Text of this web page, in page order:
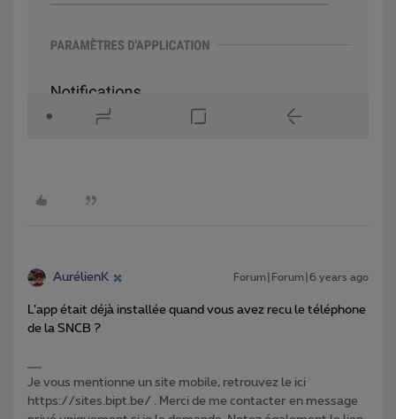
AurélienK Forum|Forum|6 years ago
L’app était déjà installée quand vous avez recu le téléphone
de la SNCB ?
Je vous mentionne un site mobile, retrouvez le ici
https://sites.bipt.be/ . Merci de me contacter en message